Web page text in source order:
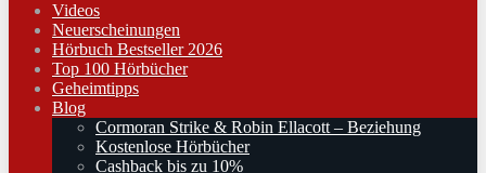
Videos
Neuerscheinungen
Hörbuch Bestseller 2026
Top 100 Hörbücher
Geheimtipps
Blog
Cormoran Strike & Robin Ellacott – Beziehung
Kostenlose Hörbücher
Cashback bis zu 10%